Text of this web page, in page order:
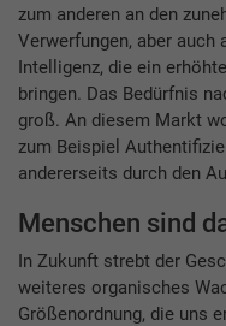
zum anderen an den
Verwerfungen, aber auch
Intelligenz, die ein
bringen. Das Bedürfnis
groß. An diesem Markt
zum Beispiel
andererseits durch den
Menschen sind
In Zukunft strebt der
weiteres organisches
Größenordnung, die uns